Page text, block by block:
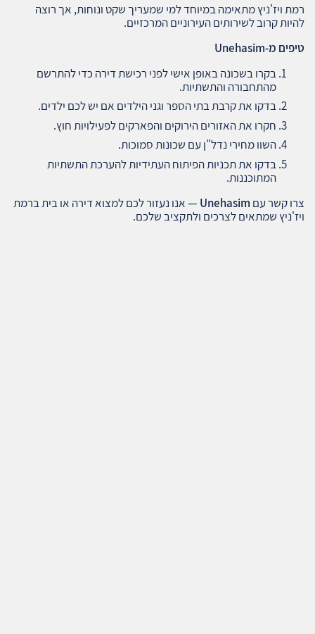
רמת ויז'ניץ מתאימה במיוחד למי שמעריך שקט ונוחות, אך רוצה
להיות קרוב לשירותים העירוניים המרכזיים.
טיפים מ-Unehasim
בקרו בשכונה באופן אישי לפני רכישת דירה כדי להתרשם
מהתחבורה והתשתיות.
בדקו את קרבת בתי הספר וגני הילדים אם יש לכם ילדים.
חקרו את האזורים הירוקים והפארקים לפעילויות חוץ.
השוו מחירי נדל"ן עם שכונות סמוכות.
בדקו את תכניות הפיתוח העתידיות להערכת התשתיות
המתוכננות.
צרו קשר עם Unehasim — אנו נעזור לכם למצוא דירה או בית ברמת
ויז'ניץ שמתאים לצרכים ולתקציב שלכם.